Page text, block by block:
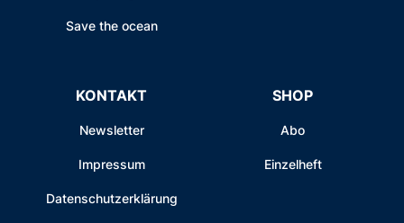
Save the ocean
KONTAKT
Newsletter
Impressum
Datenschutzerklärung
SHOP
Abo
Einzelheft